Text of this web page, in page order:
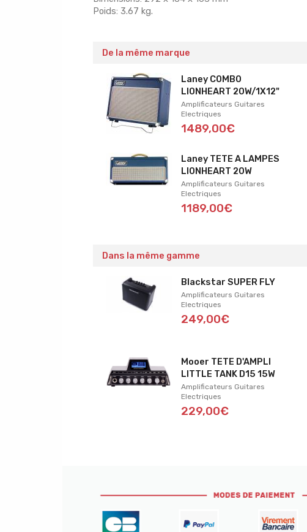
Poids: 3.67 kg.
De la même marque
Laney COMBO
LIONHEART 20W/1X12"
Amplificateurs Guitares
Electriques
1489,00€
Laney TETE A LAMPES
LIONHEART 20W
Amplificateurs Guitares
Electriques
1189,00€
Dans la même gamme
Blackstar SUPER FLY
Amplificateurs Guitares
Electriques
249,00€
Mooer TETE D'AMPLI
LITTLE TANK D15 15W
Amplificateurs Guitares
Electriques
229,00€